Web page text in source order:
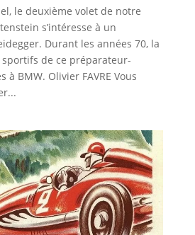
le deuxième volet de notre
s’intéresse à un
Durant les années 70, la
de ce préparateur-
BMW. Olivier FAVRE Vous